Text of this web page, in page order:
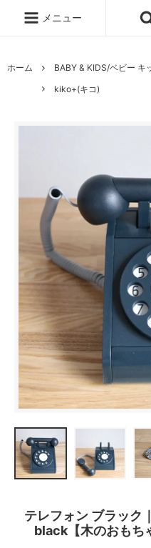
メニュー
ホーム BABY & KIDS/ベビー キ
kiko+(キコ)
テレフォン ブラッ
black【木のおもち